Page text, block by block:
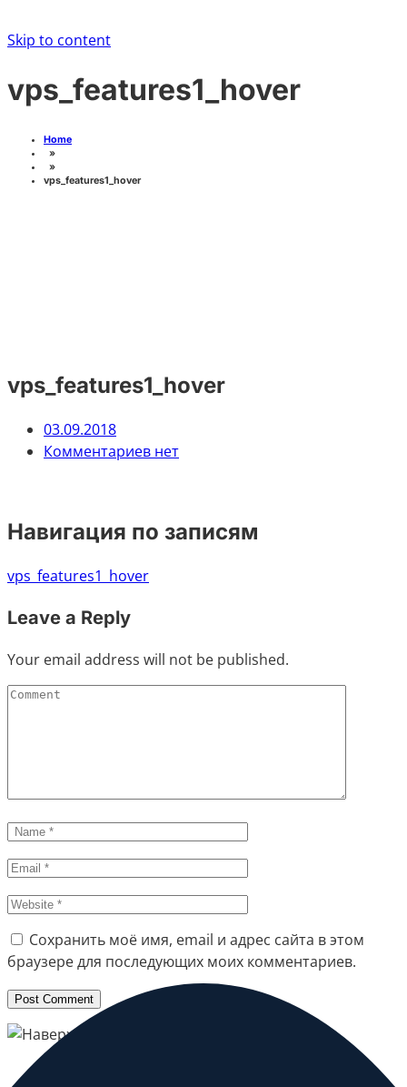
Skip to content
vps_features1_hover
Home
»
»
vps_features1_hover
vps_features1_hover
03.09.2018
Комментариев нет
Навигация по записям
vps_features1_hover
Leave a Reply
Your email address will not be published.
Сохранить моё имя, email и адрес сайта в этом
браузере для последующих моих комментариев.